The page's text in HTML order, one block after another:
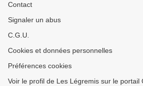
Contact
Signaler un abus
C.G.U.
Cookies et données personnelles
Préférences cookies
Voir le profil de Les Légremis sur le portail